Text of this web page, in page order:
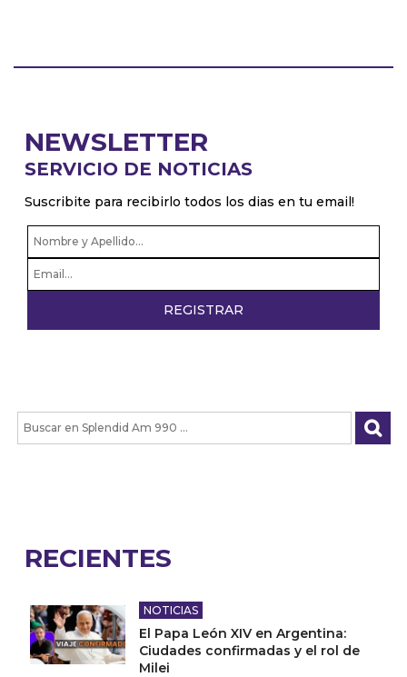
NEWSLETTER
SERVICIO DE NOTICIAS
Suscribite para recibirlo todos los dias en tu email!
RECIENTES
NOTICIAS
El Papa León XIV en Argentina:
Ciudades confirmadas y el rol de
Milei